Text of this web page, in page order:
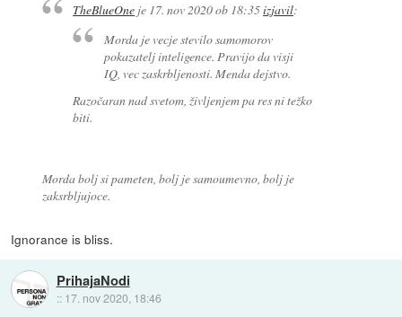
TheBlueOne je 17. nov 2020 ob 18:35izjavil:
Morda je vecje stevilo samomorov
pokazatelj inteligence. Pravijo da visji
IQ, vec zaskrbljenosti. Menda dejstvo.
Razočaran nad svetom, življenjem pa res ni težko
biti.
Morda bolj si pameten, bolj je samoumevno, bolj je
zaksrbljujoce.
Ignorance is bliss.
PrihajaNodi
:: 17. nov 2020, 18:46